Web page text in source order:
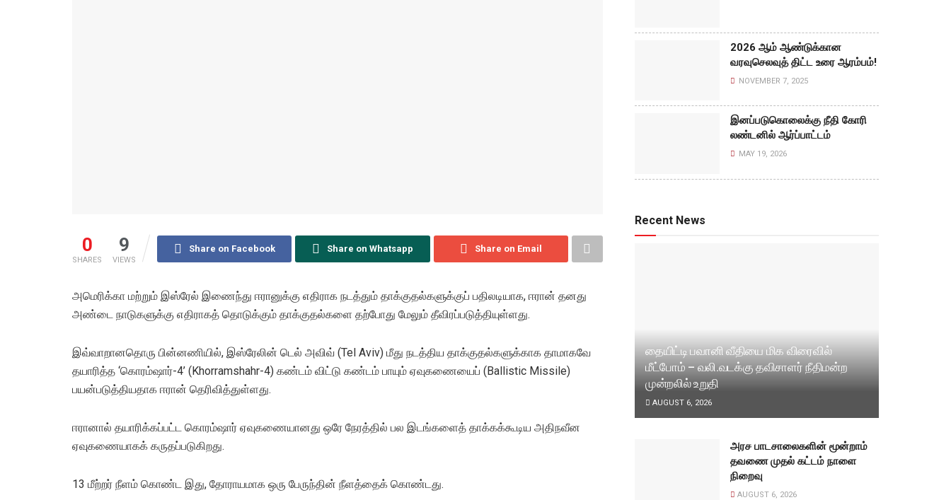
0
SHARES
9
VIEWS
Share on Facebook Share on Whatsapp Share on Email
அமெரிக்கா மற்றும் இஸ்ரேல் இணைந்து ஈரானுக்கு எதிராக நடத்தும் தாக்குதல்களுக்குப் பதிலடியாக, ஈரான் தனது
அண்டை நாடுகளுக்கு எதிராகத் தொடுக்கும் தாக்குதல்களை தற்போது மேலும் தீவிரப்படுத்தியுள்ளது.
இவ்வாறானதொரு பின்னணியில், இஸ்ரேலின் டெல் அவிவ் (Tel Aviv) மீது நடத்திய தாக்குதல்களுக்காக தாமாகவே
தயாரித்த ‘கொரம்ஷார்-4’ (Khorramshahr-4) கண்டம் விட்டு கண்டம் பாயும் ஏவுகணையைப் (Ballistic Missile)
பயன்படுத்தியதாக ஈரான் தெரிவித்துள்ளது.
ஈரானால் தயாரிக்கப்பட்ட கொரம்ஷார் ஏவுகணையானது ஒரே நேரத்தில் பல இடங்களைத் தாக்கக்கூடிய அதிநவீன
ஏவுகணையாகக் கருதப்படுகிறது.
13 மீற்றர் நீளம் கொண்ட இது, தோராயமாக ஒரு பேருந்தின் நீளத்தைக் கொண்டது.
2026 ஆம் ஆண்டுக்கான
வரவுசெலவுத் திட்ட உரை ஆரம்பம்!
NOVEMBER 7, 2025
இனப்படுகொலைக்கு நீதி கோரி
லண்டனில் ஆர்ப்பாட்டம்
MAY 19, 2026
Recent News
தையிட்டி பவானி வீதியை மிக விரைவில்
மீட்போம் – வலி.வடக்கு தவிசாளர் நீதிமன்ற
முன்றலில் உறுதி
AUGUST 6, 2026
அரச பாடசாலைகளின் மூன்றாம்
தவணை முதல் கட்டம் நாளை
நிறைவு
AUGUST 6, 2026